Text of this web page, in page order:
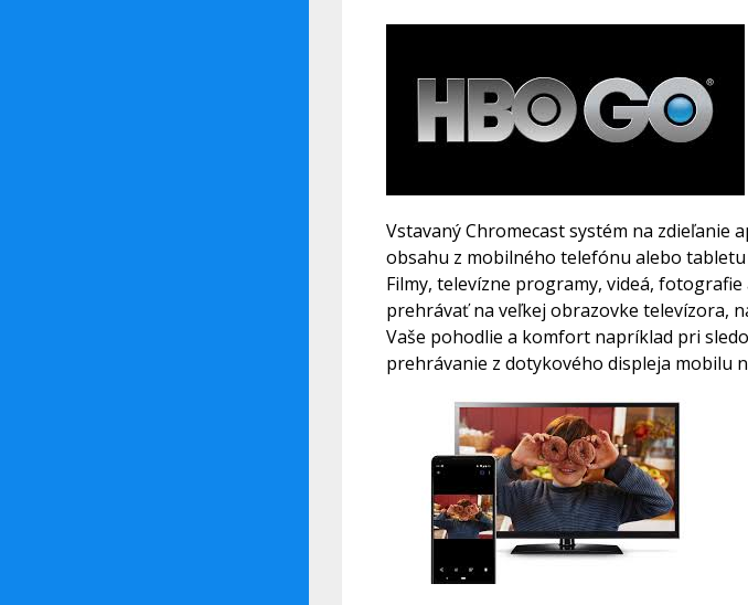
Vstavaný Chromecast systém na zdieľanie
obsahu z mobilného telefónu alebo
Filmy, televízne programy, videá,
prehrávať na veľkej obrazovke televízora,
Vaše pohodlie a komfort napríklad pri
prehrávanie z dotykového displeja mobilu